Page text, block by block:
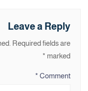
Leave a Reply
Required fields are
marked
*
Comment
*